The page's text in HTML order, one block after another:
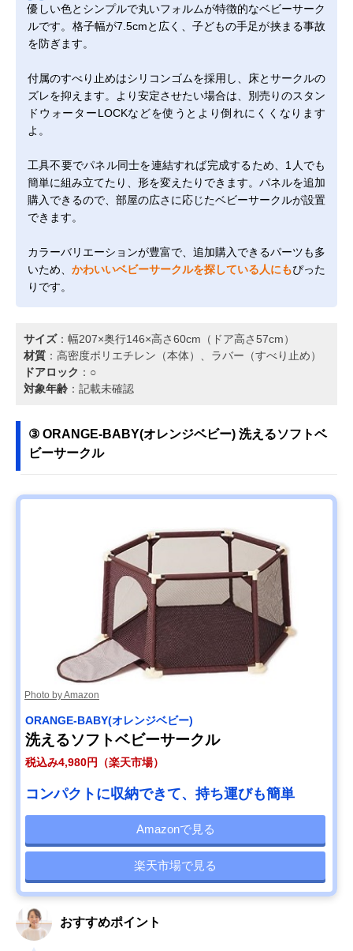
優しい色とシンプルで丸いフォルムが特徴的なベビーサーク
ルです。格子幅が7.5cmと広く、子どもの手足が挟まる事故
を防ぎます。
付属のすべり止めはシリコンゴムを採用し、床とサークルの
ズレを抑えます。より安定させたい場合は、別売りのスタン
ドウォーターLOCKなどを使うとより倒れにくくなります
よ。
工具不要でパネル同士を連結すれば完成するため、1人でも
簡単に組み立てたり、形を変えたりできます。パネルを追加
購入できるので、部屋の広さに応じたベビーサークルが設置
できます。
カラーバリエーションが豊富で、追加購入できるパーツも多
いため、 かわいいベビーサークルを探している人にもぴった
りです。
サイズ：幅207×奥行146×高さ60cm（ドア高さ57cm）
材質 ：高密度ポリエチレン（本体）、ラバー（すべり止め）
ドアロック ：○
対象年齢 ：記載未確認
③ ORANGE-BABY(オレンジベビー) 洗えるソフトベ
ビーサークル
Photo by Amazon
ORANGE-BABY(オレンジベビー)
洗えるソフトベビーサークル
税込み4,980円（楽天市場）
コンパクトに収納できて、持ち運びも簡単
Amazonで見る
楽天市場で見る
おすすめポイント